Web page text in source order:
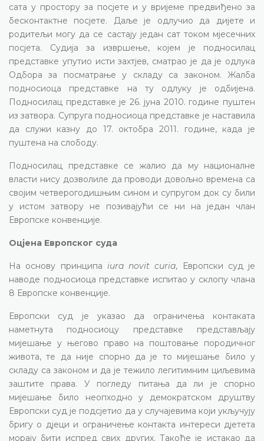
сата у простору за посјете и у вријеме предвиђено за
бесконтактне посјете. Даље је одлучио да дијете и
родитељи могу да се састају један сат током мјесечних
посјета. Судија за извршење, којем је подносилац
представке упутио исти захтјев, сматрао је да је одлука
Одбора за посматрање у складу са законом. Жалба
подносиоца представке на ту одлуку је одбијена.
Подносилац представке је 26. јуна 2010. године пуштен
из затвора. Супруга подносиоца представке је наставила
да служи казну до 17. октобра 2011. године, када је
пуштена на слободу.
Подносилац представке се жалио да му националне
власти нису дозволиле да проводи довољно времена са
својим четверогодишњим сином и супругом док су били
у истом затвору не позивајући се ни на један члан
Европске конвенције.
Оцјена Европског суда
На основу принципа iura novit curia, Европски суд је
наводе подносиоца представке испитао у склопу члана
8 Европске конвенције.
Европски суд је указао да ограничења контаката
наметнута подносиоцу представке представљају
мијешање у његово право на поштовање породичног
живота, те да није спорно да је то мијешање било у
складу са законом и да је тежило легитимним циљевима
заштите права. У погледу питања да ли је спорно
мијешање било неопходно у демократском друштву
Европски суд је подсјетио да у случајевима који укључују
бригу о дјеци и ограничење контакта интереси дјетета
морају бити испред свих других. Такође је истакао да